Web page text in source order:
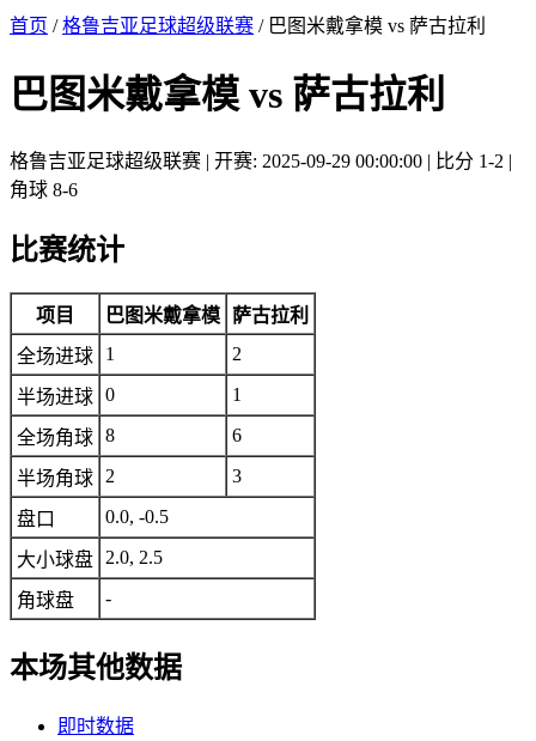
首页 /格鲁吉亚足球超级联赛 / 巴图米戴拿模 vs 萨古拉利
巴图米戴拿模 vs 萨古拉利
格鲁吉亚足球超级联赛 | 开赛: 2025-09-29 00:00:00 | 比分 1-2 |
角球 8-6
比赛统计
项目 巴图米戴拿模 萨古拉利
全场进球
1 2
半场进球 0 1
全场角球 8 6
半场角球 2 3
盘口 0.0, -0.5
大小球盘 2.0, 2.5
角球盘 -
本场其他数据
即时数据